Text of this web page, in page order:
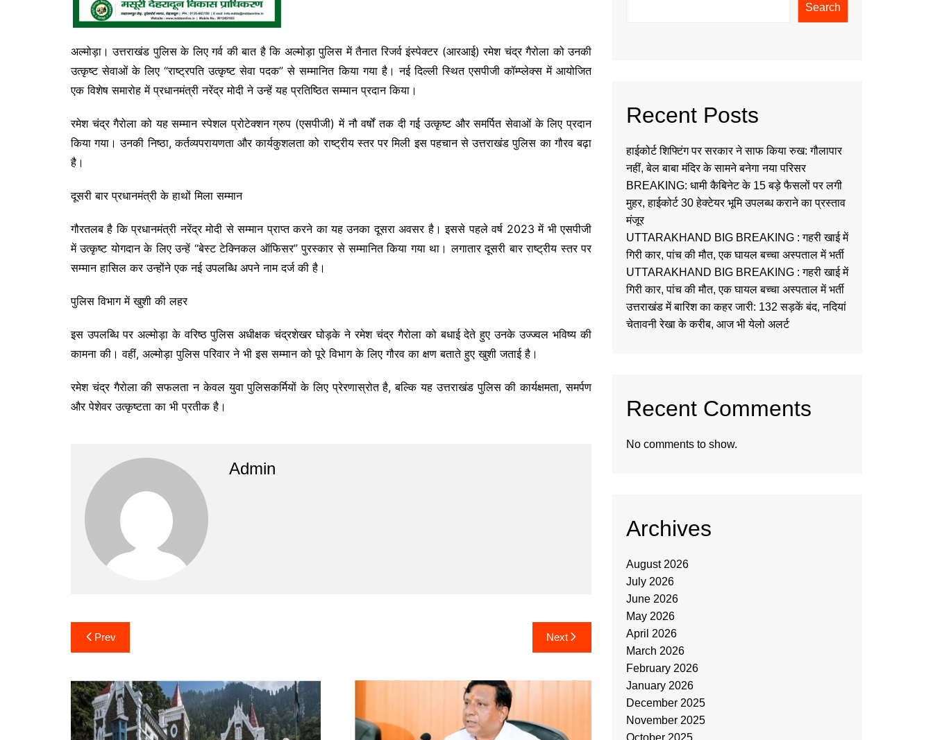
अल्मोड़ा। उत्तराखंड पुलिस के लिए गर्व की बात है कि अल्मोड़ा पुलिस में तैनात रिजर्व इंस्पेक्टर (आरआई) रमेश चंद्र गैरोला को उनकी
उत्कृष्ट सेवाओं के लिए “राष्ट्रपति उत्कृष्ट सेवा पदक” से सम्मानित किया गया है। नई दिल्ली स्थित एसपीजी कॉम्प्लेक्स में आयोजित
एक विशेष समारोह में प्रधानमंत्री नरेंद्र मोदी ने उन्हें यह प्रतिष्ठित सम्मान प्रदान किया।
रमेश चंद्र गैरोला को यह सम्मान स्पेशल प्रोटेक्शन ग्रुप (एसपीजी) में नौ वर्षों तक दी गई उत्कृष्ट और समर्पित सेवाओं के लिए प्रदान
किया गया। उनकी निष्ठा, कर्तव्यपरायणता और कार्यकुशलता को राष्ट्रीय स्तर पर मिली इस पहचान से उत्तराखंड पुलिस का गौरव बढ़ा
है।
दूसरी बार प्रधानमंत्री के हाथों मिला सम्मान
गौरतलब है कि प्रधानमंत्री नरेंद्र मोदी से सम्मान प्राप्त करने का यह उनका दूसरा अवसर है। इससे पहले वर्ष 2023 में भी एसपीजी
में उत्कृष्ट योगदान के लिए उन्हें “बेस्ट टेक्निकल ऑफिसर” पुरस्कार से सम्मानित किया गया था। लगातार दूसरी बार राष्ट्रीय स्तर पर
सम्मान हासिल कर उन्होंने एक नई उपलब्धि अपने नाम दर्ज की है।
पुलिस विभाग में खुशी की लहर
इस उपलब्धि पर अल्मोड़ा के वरिष्ठ पुलिस अधीक्षक चंद्रशेखर घोड़के ने रमेश चंद्र गैरोला को बधाई देते हुए उनके उज्ज्वल भविष्य की
कामना की। वहीं, अल्मोड़ा पुलिस परिवार ने भी इस सम्मान को पूरे विभाग के लिए गौरव का क्षण बताते हुए खुशी जताई है।
रमेश चंद्र गैरोला की सफलता न केवल युवा पुलिसकर्मियों के लिए प्रेरणास्रोत है, बल्कि यह उत्तराखंड पुलिस की कार्यक्षमता, समर्पण
और पेशेवर उत्कृष्टता का भी प्रतीक है।
Admin
Post
navigation
Prev Next
Search
Recent Posts
हाईकोर्ट शिफ्टिंग पर सरकार ने साफ किया रुख: गौलापार
नहीं, बेल बाबा मंदिर के सामने बनेगा नया परिसर
BREAKING: धामी कैबिनेट के 15 बड़े फैसलों पर लगी
मुहर, हाईकोर्ट 30 हेक्टेयर भूमि उपलब्ध कराने का प्रस्ताव
मंजूर
UTTARAKHAND BIG BREAKING : गहरी खाई में
गिरी कार, पांच की मौत, एक घायल बच्चा अस्पताल में भर्ती
UTTARAKHAND BIG BREAKING : गहरी खाई में
गिरी कार, पांच की मौत, एक घायल बच्चा अस्पताल में भर्ती
उत्तराखंड में बारिश का कहर जारी: 132 सड़कें बंद, नदियां
चेतावनी रेखा के करीब, आज भी येलो अलर्ट
Recent Comments
No comments to show.
Archives
August 2026
July 2026
June 2026
May 2026
April 2026
March 2026
February 2026
January 2026
December 2025
November 2025